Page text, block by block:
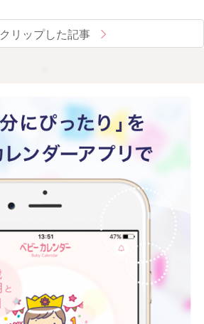
クリップした記事